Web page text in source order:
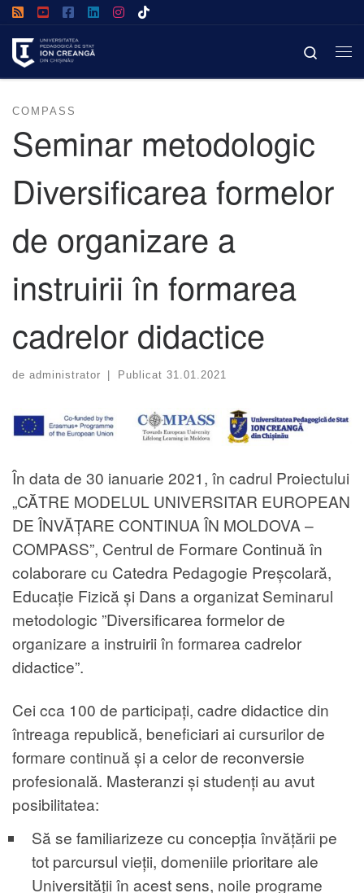
Afișează întregul conținut
Search
COMPASS
Seminar metodologic
Diversificarea formelor
de organizare a
instruirii în formarea
cadrelor didactice
de administrator Publicat 31.01.2021
În data de 30 ianuarie 2021, în cadrul Proiectului
„CĂTRE MODELUL UNIVERSITAR EUROPEAN
DE ÎNVĂȚARE CONTINUA ÎN MOLDOVA –
COMPASS”, Centrul de Formare Continuă în
colaborare cu Catedra Pedagogie Preșcolară,
Educație Fizică și Dans a organizat Seminarul
metodologic ”Diversificarea formelor de
organizare a instruirii în formarea cadrelor
didactice”.
Cei cca 100 de participați, cadre didactice din
întreaga republică, beneficiari ai cursurilor de
formare continuă și a celor de reconversie
profesională. Masteranzi și studenți au avut
posibilitatea:
Să se familiarizeze cu concepția învățării pe
tot parcursul vieții, domeniile prioritare ale
Universității în acest sens, noile programe